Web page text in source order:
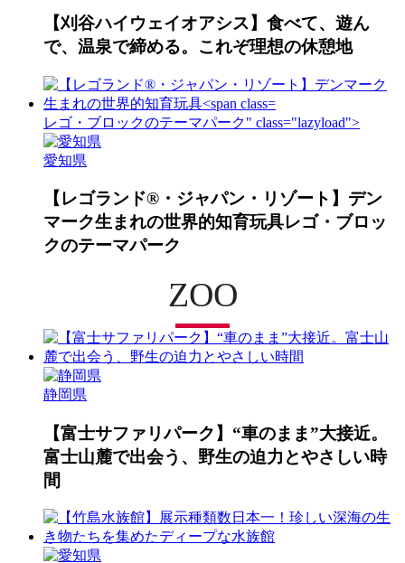
【刈谷ハイウェイオアシス】食べて、遊ん
で、温泉で締める。これぞ理想の休憩地
レゴ・ブロックのテーマパーク" class="lazyload">
愛知県
【レゴランド®・ジャパン・リゾート】デン
マーク生まれの世界的知育玩具レゴ・ブロッ
クのテーマパーク
ZOO
静岡県
【富士サファリパーク】“車のまま”大接近。
富士山麓で出会う、野生の迫力とやさしい時
間